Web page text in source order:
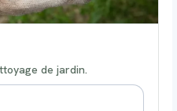
de jardin.